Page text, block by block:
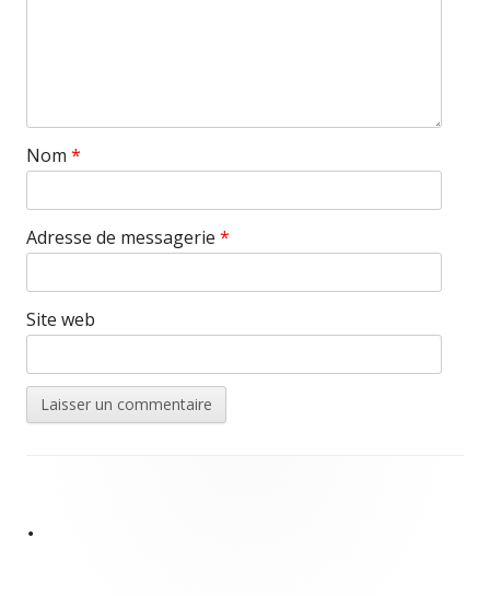
Nom *
Adresse de messagerie *
Site web
•